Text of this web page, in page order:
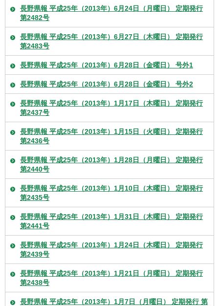
長野県報 平成25年（2013年）6月24日（月曜日） 定期発行
第2482号
長野県報 平成25年（2013年）6月27日（木曜日） 定期発行
第2483号
長野県報 平成25年（2013年）6月28日（金曜日） 号外1
長野県報 平成25年（2013年）6月28日（金曜日） 号外2
長野県報 平成25年（2013年）1月17日（木曜日） 定期発行
第2437号
長野県報 平成25年（2013年）1月15日（火曜日） 定期発行
第2436号
長野県報 平成25年（2013年）1月28日（月曜日） 定期発行
第2440号
長野県報 平成25年（2013年）1月10日（木曜日） 定期発行
第2435号
長野県報 平成25年（2013年）1月31日（木曜日） 定期発行
第2441号
長野県報 平成25年（2013年）1月24日（木曜日） 定期発行
第2439号
長野県報 平成25年（2013年）1月21日（月曜日） 定期発行
第2438号
長野県報 平成25年（2013年）1月7日（月曜日） 定期発行 第